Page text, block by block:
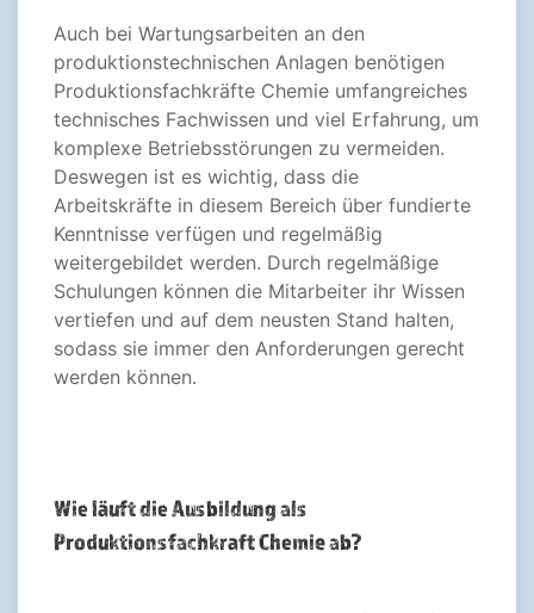
Auch bei Wartungsarbeiten an den
produktionstechnischen Anlagen benötigen
Produktionsfachkräfte Chemie umfangreiches
technisches Fachwissen und viel Erfahrung, um
komplexe Betriebsstörungen zu vermeiden.
Deswegen ist es wichtig, dass die
Arbeitskräfte in diesem Bereich über fundierte
Kenntnisse verfügen und regelmäßig
weitergebildet werden. Durch regelmäßige
Schulungen können die Mitarbeiter ihr Wissen
vertiefen und auf dem neusten Stand halten,
sodass sie immer den Anforderungen gerecht
werden können.
Wie läuft die Ausbildung als
Produktionsfachkraft Chemie ab?